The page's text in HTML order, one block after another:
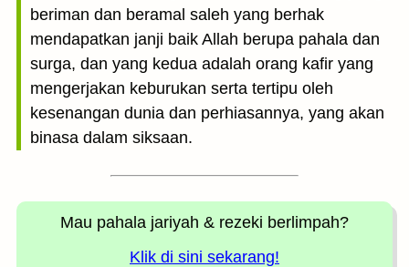
beriman dan beramal saleh yang berhak
mendapatkan janji baik Allah berupa pahala dan
surga, dan yang kedua adalah orang kafir yang
mengerjakan keburukan serta tertipu oleh
kesenangan dunia dan perhiasannya, yang akan
binasa dalam siksaan.
Mau pahala jariyah & rezeki berlimpah?
Klik di sini sekarang!